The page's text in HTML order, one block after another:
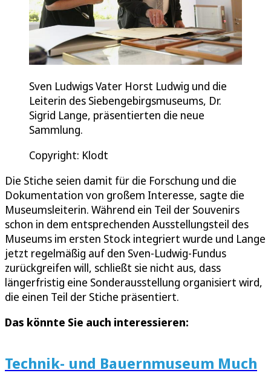
Sven Ludwigs Vater Horst Ludwig und die
Leiterin des Siebengebirgsmuseums, Dr.
Sigrid Lange, präsentierten die neue
Sammlung.
Copyright: Klodt
Die Stiche seien damit für die Forschung und die
Dokumentation von großem Interesse, sagte die
Museumsleiterin. Während ein Teil der Souvenirs
schon in dem entsprechenden Ausstellungsteil des
Museums im ersten Stock integriert wurde und Lange
jetzt regelmäßig auf den Sven-Ludwig-Fundus
zurückgreifen will, schließt sie nicht aus, dass
längerfristig eine Sonderausstellung organisiert wird,
die einen Teil der Stiche präsentiert.
Das könnte Sie auch interessieren:
Technik- und Bauernmuseum Much